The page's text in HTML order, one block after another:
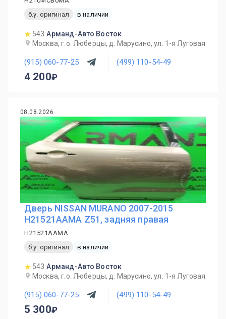
б.у. оригинал
в наличии
543 Арманд-Авто Восток
Москва, г.о. Люберцы, д. Марусино, ул. 1-я Луговая
(915) 060-77-25 (499) 110-54-49
4 200
08.08.2026
Дверь NISSAN MURANO 2007-2015
H21521AAMA Z51, задняя правая
H21521AAMA
б.у. оригинал
в наличии
543 Арманд-Авто Восток
Москва, г.о. Люберцы, д. Марусино, ул. 1-я Луговая
(915) 060-77-25 (499) 110-54-49
5 300